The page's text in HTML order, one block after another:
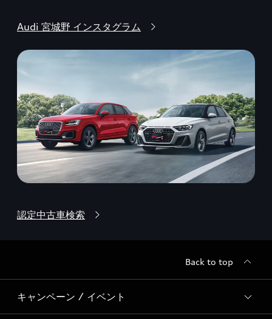
Audi 宮城野 インスタグラム
認定中古車検索
Back to top
キャンペーン / イベント